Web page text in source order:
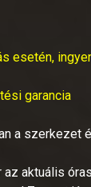
esetén,
garancia
a szerkezet
aktuális